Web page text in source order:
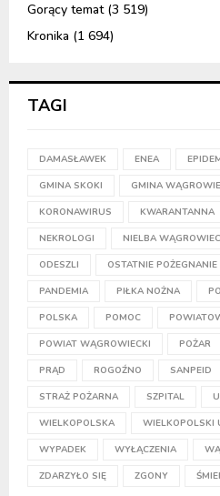
Gorący temat(3 519)
Kronika (1 694)
TAGI
DAMASŁAWEK ENEA
GMINA SKOKI GMINA
KORONAWIRUS KWARANTANNA
NEKROLOGI NIELBA WĄGROWIEC
ODESZLI OSTATNIE POŻEGNANIE
PANDEMIA PIŁKA NOŻNA
POLSKA POMOC
POWIAT WĄGROWIECKI POŻAR
PRĄD ROGOŹNO SANPEID
STRAŻ POŻARNA SZPITAL
WIELKOPOLSKA WIELKOPOLSKI
WYPADEK WYŁĄCZENIA
ZDARZYŁO SIĘ ZGONY